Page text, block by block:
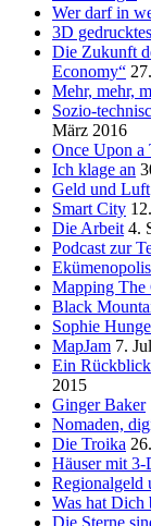
Wer darf in
3D
Die Zukunft
Economy“
Mehr, mehr,
Sozio-
März 2016
Once Upon a
Ich klage an
Geld und Luft
Smart City
Die Arbeit 4.
Podcast zur
Mapping The
Black
Sophie
MapJam 7.
Ein Rückblick
2015
Ginger Baker
Nomaden,
Die Troika
Häuser mit 3-
Regionalgeld
Was hat Dich